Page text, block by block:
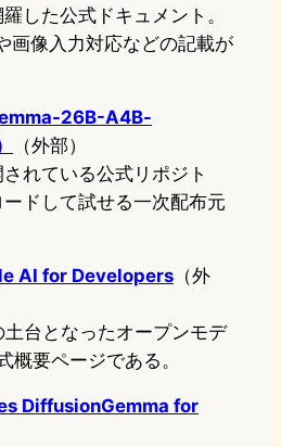
した公式ドキュメント。
画像入力対応などの記載が
26B-A4B-
（外部）
れている公式リポジト
ドして試せる一次配布元
AI for Developers （外
台となったオープンモデ
概要ページである。
DiffusionGemma for